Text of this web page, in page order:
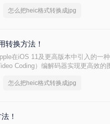
怎么把heic格式转换成jpg
转换方法！
在iOS 11及更高版本中引入的一
Coding）编解码器实现更高效的
格式成为了一个常见的需求。那么
怎么把heic格式转换成jpg
！